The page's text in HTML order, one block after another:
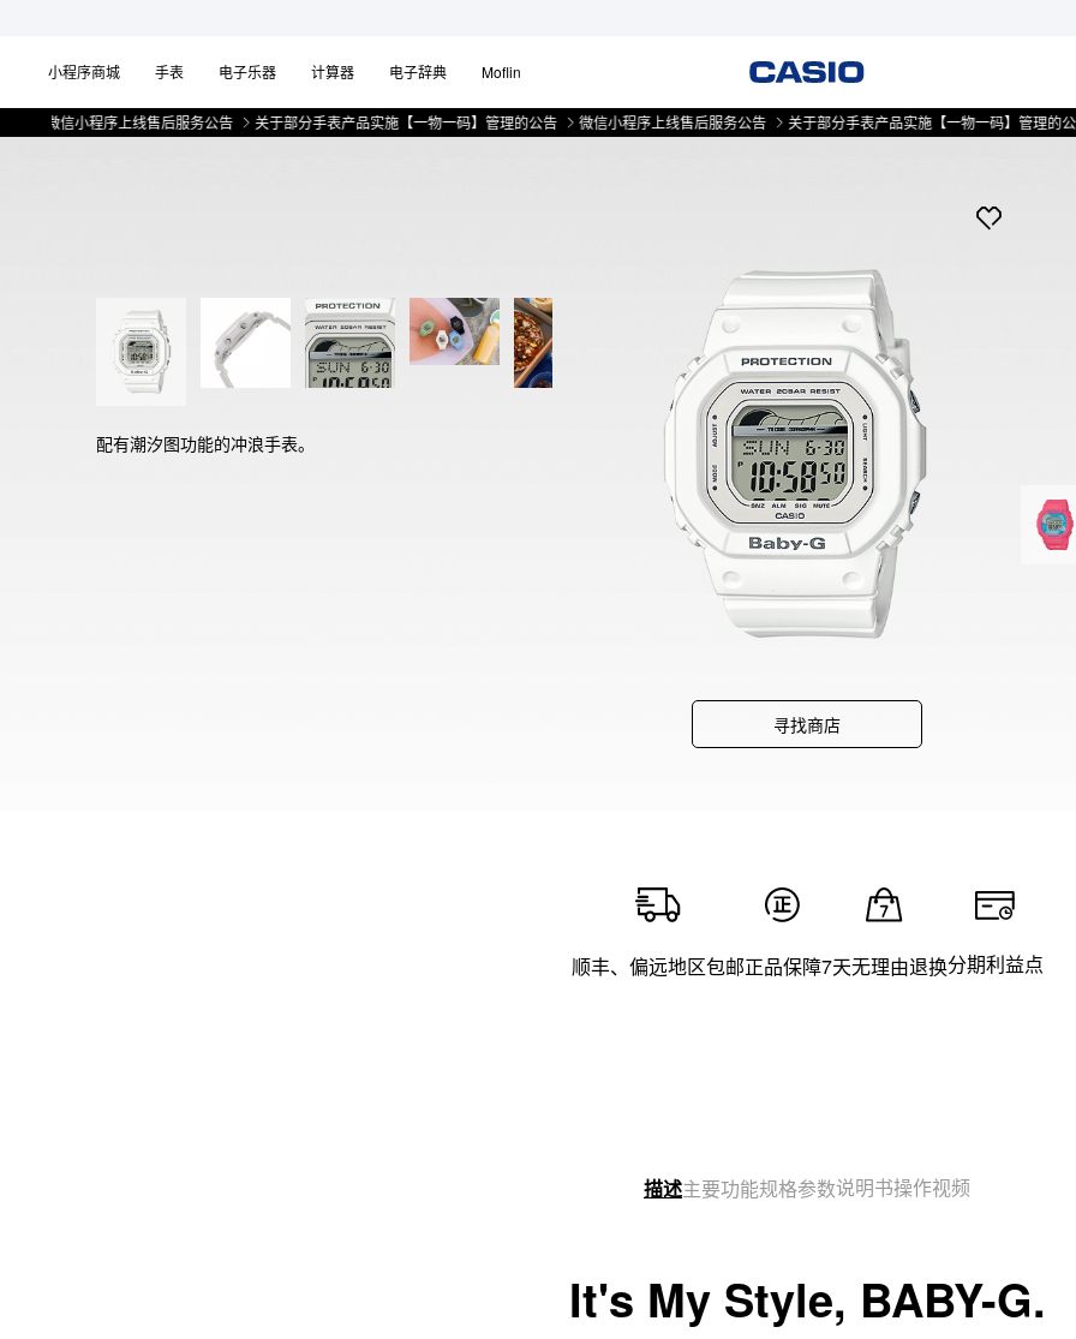
小程序商城 手表 电子乐器 计算器 电子辞典 Moflin
信小程序上线售后服务公告 关于部分手表产品实施【一物一码】管理的公告 微信小程序上线售后服务公告 关于部分手表产品实施【一物一码】管理的公告
配有潮汐图功能的冲浪手表。
寻找商店
顺丰、偏远地区包邮正品保障7天无理由退换分期利益点
描述主要功能规格参数说明书操作视频
It's My Style, BABY-G.